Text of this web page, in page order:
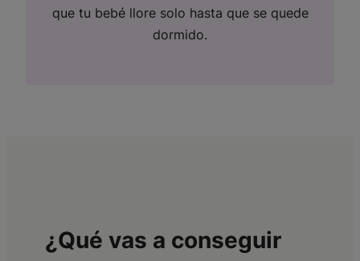
que tu bebé llore solo hasta que se quede
dormido.
¿Qué vas a conseguir